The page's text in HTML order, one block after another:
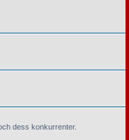
dess konkurrenter.